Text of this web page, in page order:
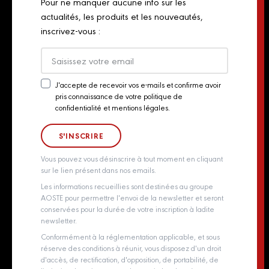
Chiffonnades
Actualités
Groupe Aoste
actualités, les produits et les nouveautés,
inscrivez-vous :
Newsletter
Consent
J'accepte de recevoir vos e-mails et confirme avoir
pris connaissance de votre politique de
confidentialité et mentions légales.
Vous pouvez vous désinscrire à tout moment en cliquant
sur le lien présent dans nos emails.
Les informations recueillies sont destinées au groupe
AOSTE pour permettre l'envoi de la newsletter et seront
conservées pour la durée de votre inscription à ladite
newsletter.
Conformément à la réglementation applicable, et sous
réserve des conditions à réunir, vous disposez d'un droit
d'accès, de rectification, d'opposition, de portabilité, de